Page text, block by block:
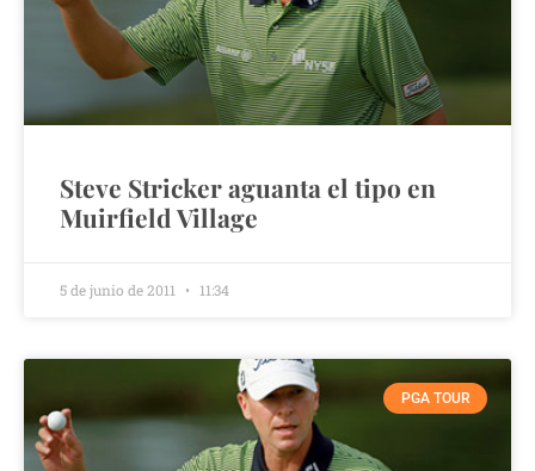
Steve Stricker aguanta el tipo en
Muirfield Village
5 de junio de 2011 11:34
PGA TOUR